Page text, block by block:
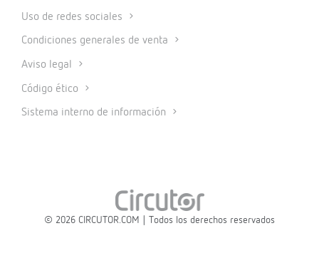
Uso de redes sociales
Condiciones generales de venta
Aviso legal
Código ético
Sistema interno de información
© 2026 CIRCUTOR.COM | Todos los derechos reservados